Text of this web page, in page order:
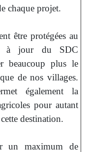
chaque projet.
être protégées au
à jour du SDC
beaucoup plus le
de nos villages.
également la
pour autant
destination.
un maximum de